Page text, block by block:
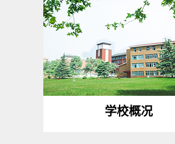
学校概况